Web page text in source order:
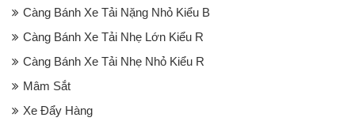
Càng Bánh Xe Tải Nặng Nhỏ Kiểu B
Càng Bánh Xe Tải Nhẹ Lớn Kiểu R
Càng Bánh Xe Tải Nhẹ Nhỏ Kiểu R
Mâm Sắt
Xe Đẩy Hàng